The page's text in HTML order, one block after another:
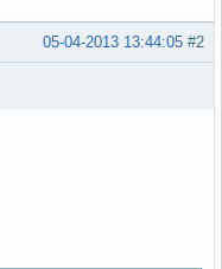
#2
05-04-2013 13:44:05